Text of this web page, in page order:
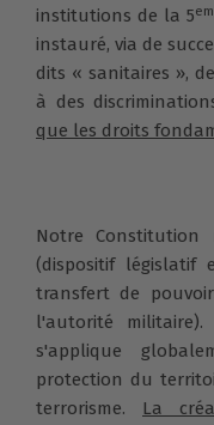
institutions de la 5
instauré, via de
dits « sanitaires »,
à des
que les droits
Notre
(dispositif législatif
transfert de
l'autorité
s'applique
protection du
terrorisme. La